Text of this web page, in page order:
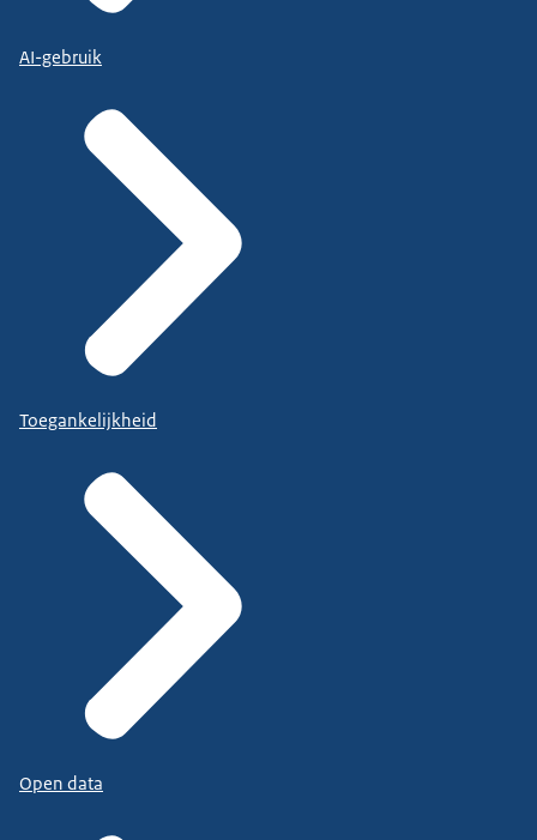
AI-gebruik
Toegankelijkheid
Open data